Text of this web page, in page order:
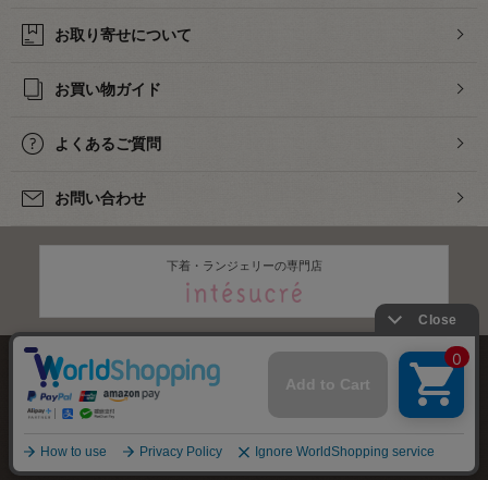
お取り寄せについて
お買い物ガイド
よくあるご質問
お問い合わせ
下着・ランジェリーの専門店
株式会社オカダヤ
特定商取引法に基づく表記 プライバシーポリシー サイトマップ
2012-2026OKADAYA CO.,LTD.